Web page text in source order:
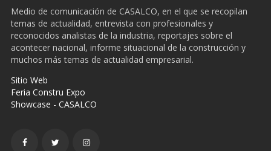
Medio de comunicación de CASALCO, en el que se recopilan
temas de actualidad, entrevista con profesionales y
reconocidos analistas de la industria, reportajes sobre el
acontecer nacional, informe situacional de la construcción y
muchos más temas de actualidad empresarial.
Sitio Web
Feria Constru Expo
Showcase - CASALCO